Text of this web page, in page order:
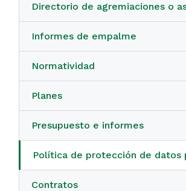
Directorio de agremiaciones o
Informes de empalme
Normatividad
Planes
Presupuesto e informes
Política de protección de datos
Contratos